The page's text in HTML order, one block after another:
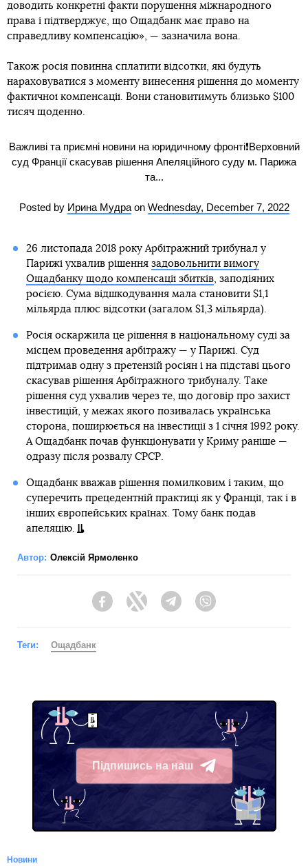
доводить конкретні факти порушення міжнародного
права і підтверджує, що Ощадбанк має право на
справедливу компенсацію», — зазначила вона.
Також росія повинна сплатити відсотки, які будуть
нараховуватися з моменту винесення рішення до моменту
фактичної компенсації. Вони становитимуть близько $100
тисяч щоденно.
Важливі та приємні новини на юридичному фронті❗️Верховний
суд Франції скасував рішення Апеляційного суду м. Парижа
та...
Posted by Ирина Мудраon Wednesday, December 7, 2022
26 листопада 2018 року Арбітражний трибунал у
Парижі ухвалив рішення задовольнити вимогу
Ощадбанку щодо компенсації збитків, заподіяних
росією. Сума відшкодування мала становити $1,1
мільярда плюс відсотки (загалом $1,3 мільярда).
Росія оскаржила це рішення в національному суді за
місцем проведення арбітражу — у Парижі. Суд
підтримав одну з претензій росіян і на підставі цього
скасував рішення Арбітражного трибуналу. Таке
рішення суд ухвалив через те, що договір про захист
інвестицій, у межах якого позивалась українська
сторона, поширюється на інвестиції з 1 січня 1992 року.
А Ощадбанк почав функціонувати у Криму раніше —
одразу після розвалу СРСР.
Ощадбанк вважав рішення помилковим і таким, що
суперечить прецедентній практиці як у Франції, так і в
інших європейських країнах. Тому банк подав
апеляцію.
Автор: Олексій Ярмоленко
FacebookTwitter Telegram
Теги: Ощадбанк
Підпишись на наш
Telegram
Новини